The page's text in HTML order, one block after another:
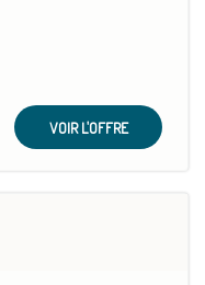
VOIR L'OFFRE